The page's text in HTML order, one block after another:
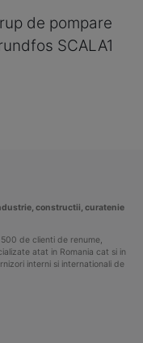
de pompare
SCALA1
constructii, curatenie
de clienti de renume,
atat in Romania cat si in
interni si internationali de